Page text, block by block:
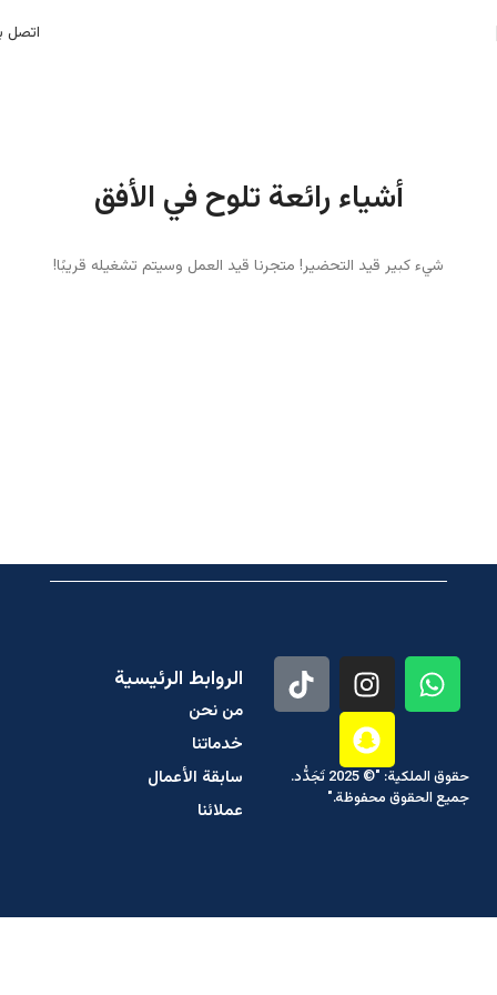
اتصل
أشياء رائعة تلوح في الأفق
شيء كبير قيد التحضير! متجرنا قيد العمل وسيتم تشغيله قريبًا!
حقوق الملكية: "© 2025 تَجَدُّد.
جميع الحقوق محفوظة."
الروابط الرئيسية
من نحن
خدماتنا
سابقة الأعمال
عملائنا